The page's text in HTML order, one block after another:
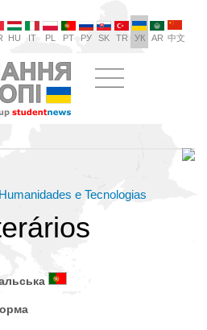
HU IT PL PT РУ SK TR УК AR 中文
e Tecnologias